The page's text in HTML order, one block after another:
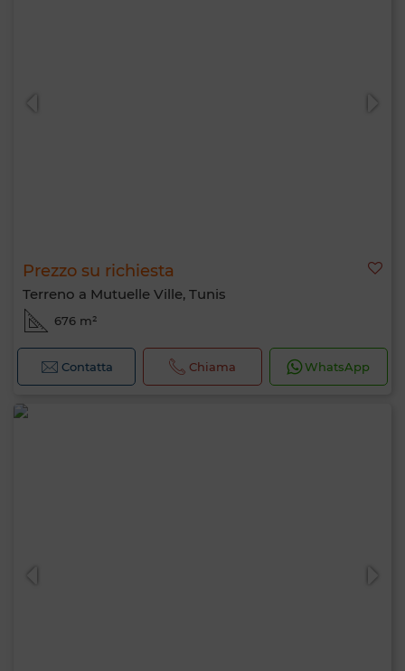
Prezzo su richiesta
Terreno a Mutuelle Ville, Tunis
676 m²
Contatta Chiama WhatsApp